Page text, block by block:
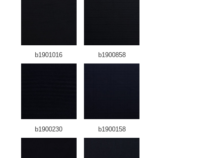
b1901016 b1900858
b1900230 b1900158